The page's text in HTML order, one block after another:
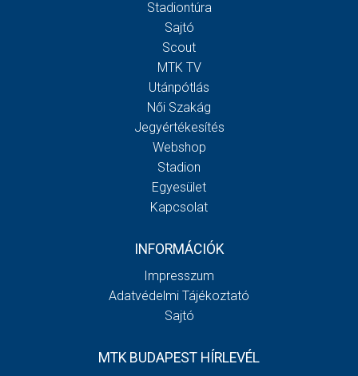
Stadiontúra
Sajtó
Scout
MTK TV
Utánpótlás
Női Szakág
Jegyértékesítés
Webshop
Stadion
Egyesület
Kapcsolat
INFORMÁCIÓK
Impresszum
Adatvédelmi Tájékoztató
Sajtó
MTK BUDAPEST HÍRLEVÉL